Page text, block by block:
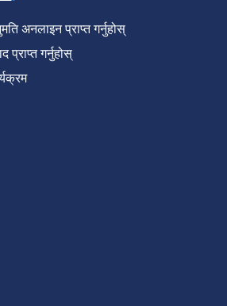
अनलाइन प्राप्त गर्नुहोस्
प्राप्त गर्नुहोस्